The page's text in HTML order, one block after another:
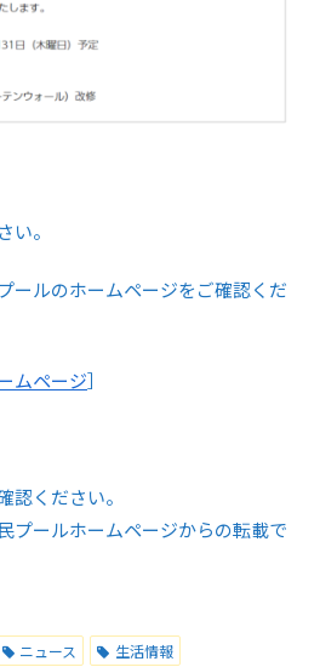
い。
ールのホームページをご確認くだ
ムページ］
認ください。
プールホームページからの転載で
ニュース 生活情報